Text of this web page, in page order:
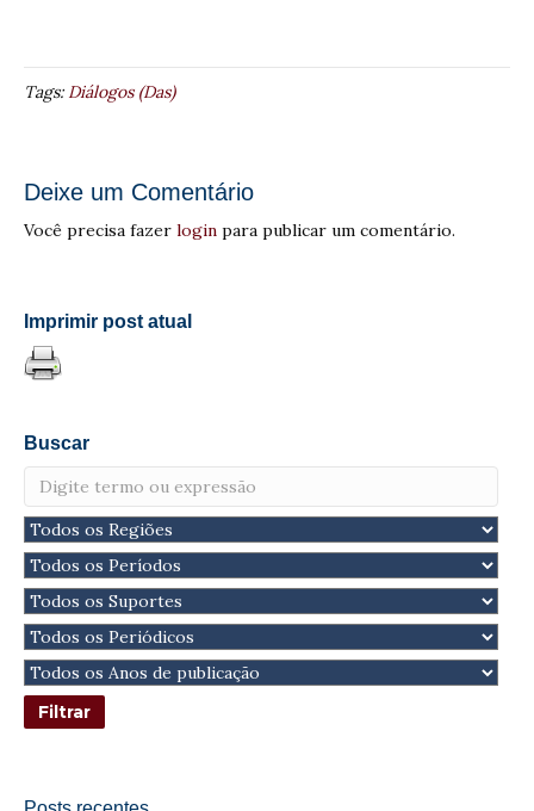
Tags:Diálogos (Das)
Deixe um Comentário
Você precisa fazer login para publicar um comentário.
Imprimir post atual
Buscar